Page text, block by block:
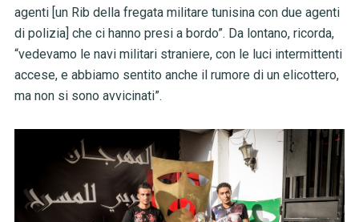
agenti [un Rib della fregata militare tunisina con due agenti
di polizia] che ci hanno presi a bordo”. Da lontano, ricorda,
“vedevamo le navi militari straniere, con le luci intermittenti
accese, e abbiamo sentito anche il rumore di un elicottero,
ma non si sono avvicinati”.